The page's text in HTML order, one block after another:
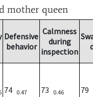
mother queen
Defensive
behavior
Calmness
during
inspection
74 0.47 73 0.46 79